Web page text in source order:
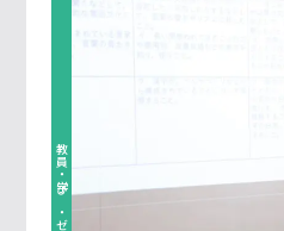
教員・学び・ゼミ